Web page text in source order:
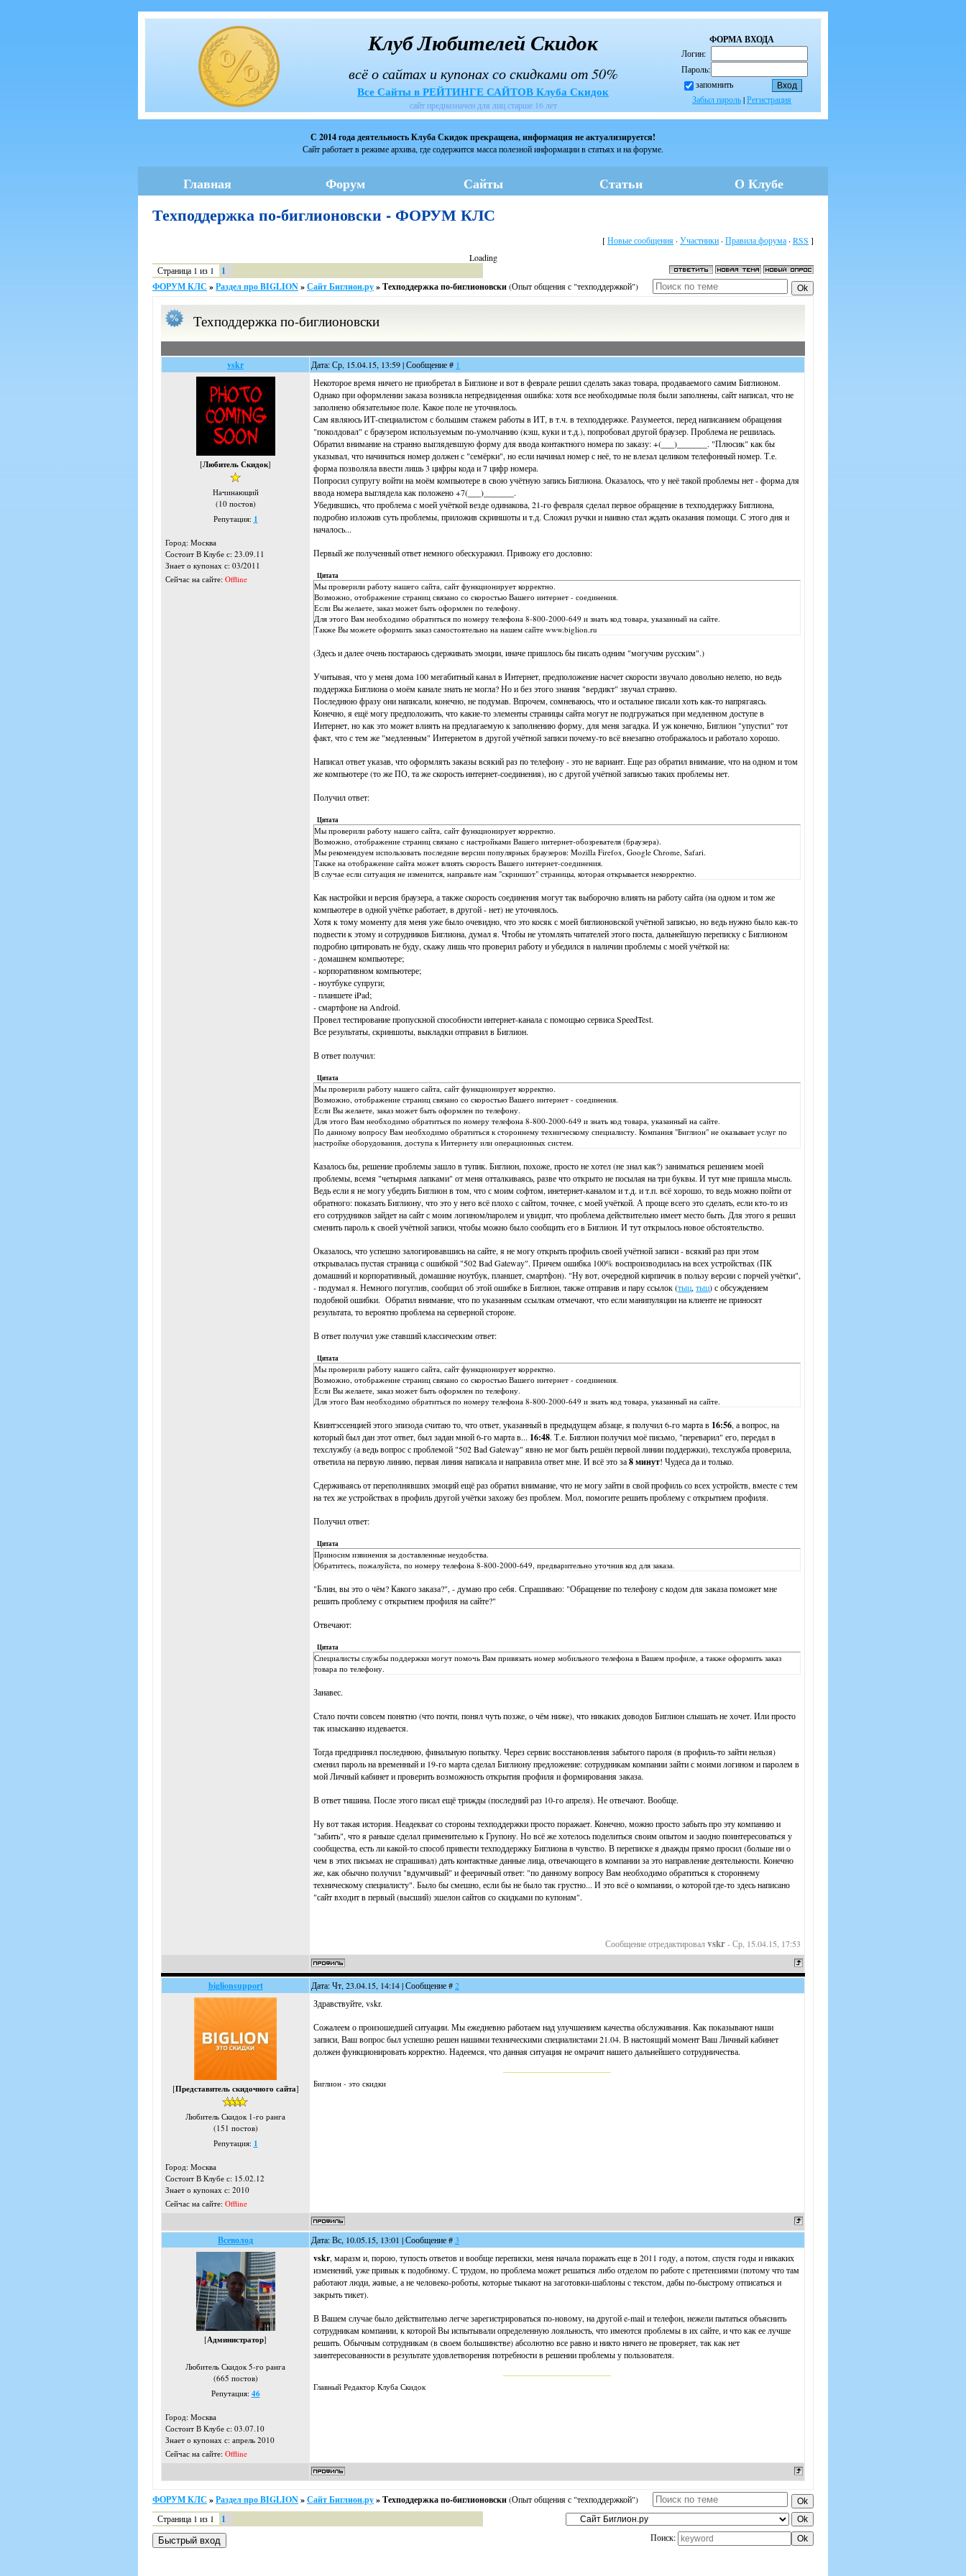
ФОРМА ВХОДА
Логин:
Пароль:
запомнить
Забыл пароль|Регистрация
Клуб Любителей Скидок
всё о сайтах и купонах со скидками от 50%
Все Сайты в РЕЙТИНГЕ САЙТОВ Клуба Скидок
сайт предназначен для лиц старше 16 лет
С 2014 года деятельность Клуба Скидок прекращена, информация не актуализируется!
Сайт работает в режиме архива, где содержится масса полезной информации в статьях и на форуме.
Главная Форум Сайты Статьи О Клубе
Техподдержка по-биглионовски - ФОРУМ КЛС
[Новые сообщения · Участники · Правила форума · RSS ]
Loading
Страница 1 из 1
1
ФОРУМ КЛС »Раздел про BIGLION»Сайт Биглион.ру»Техподдержка по-биглионовски(Опыт общения с "техподдержкой")
Техподдержка по-биглионовски
vskr Дата: Ср, 15.04.15, 13:59 | Сообщение # 1
[Любитель Скидок]
Начинающий
(10 постов)
Репутация: 1
Город: Москва
Состоит В Клубе с: 23.09.11
Знает о купонах с: 03/2011
Сейчас на сайте: Offline
Некоторое время ничего не приобретал в Биглионе и вот в феврале решил сделать заказ товара, продаваемого самим Биглионом.
Однако при оформлении заказа возникла непредвиденная ошибка: хотя все необходимые поля были заполнены, сайт написал, что не
заполнено обязательное поле. Какое поле не уточнялось.
Сам являюсь ИТ-специалистом с большим стажем работы в ИТ, в т.ч. в техподдержке. Разумеется, перед написанием обращения
"поколдовал" с браузером используемым по-умолчанию (кэш, куки и т.д.), попробовал другой браузер. Проблема не решилась.
Обратил внимание на странно выглядевшую форму для ввода контактного номера по заказу: +(___)_______. "Плюсик" как бы
указывал, что начинаться номер должен с "семёрки", но если начинал номер с неё, то не влезал целиком телефонный номер. Т.е.
форма позволяла ввести лишь 3 цифры кода и 7 цифр номера.
Попросил супругу войти на моём компьютере в свою учётную запись Биглиона. Оказалось, что у неё такой проблемы нет - форма для
ввода номера выглядела как положено +7(___)_______.
Убедившись, что проблема с моей учёткой везде одинакова, 21-го февраля сделал первое обращение в техподдержку Биглиона,
подробно изложив суть проблемы, приложив скриншоты и т.д. Сложил ручки и наивно стал ждать оказания помощи. С этого дня и
началось...
Первый же полученный ответ немного обескуражил. Привожу его дословно:
Цитата
Мы проверили работу нашего сайта, сайт функционирует корректно.
Возможно, отображение страниц связано со скоростью Вашего интернет - соединения.
Если Вы желаете, заказ может быть оформлен по телефону.
Для этого Вам необходимо обратиться по номеру телефона 8-800-2000-649 и знать код товара, указанный на сайте.
Также Вы можете оформить заказ самостоятельно на нашем сайте www.biglion.ru
(Здесь и далее очень постараюсь сдерживать эмоции, иначе пришлось бы писать одним "могучим русским".)
Учитывая, что у меня дома 100 мегабитный канал в Интернет, предположение насчет скорости звучало довольно нелепо, но ведь
поддержка Биглиона о моём канале знать не могла? Но и без этого знания "вердикт" звучал странно.
Последнюю фразу они написали, конечно, не подумав. Впрочем, сомневаюсь, что и остальное писали хоть как-то напрягаясь.
Конечно, я ещё могу предположить, что какие-то элементы страницы сайта могут не подгружаться при медленном доступе в
Интернет, но как это может влиять на предлагаемую к заполнению форму, для меня загадка. И уж конечно, Биглион "упустил" тот
факт, что с тем же "медленным" Интернетом в другой учётной записи почему-то всё внезапно отображалось и работало хорошо.
Написал ответ указав, что оформлять заказы всякий раз по телефону - это не вариант. Еще раз обратил внимание, что на одном и том
же компьютере (то же ПО, та же скорость интернет-соединения), но с другой учётной записью таких проблемы нет.
Получил ответ:
Цитата
Мы проверили работу нашего сайта, сайт функционирует корректно.
Возможно, отображение страниц связано с настройками Вашего интернет-обозревателя (браузера).
Мы рекомендуем использовать последние версии популярных браузеров: Mozilla Firefox, Google Chrome, Safari.
Также на отображение сайта может влиять скорость Вашего интернет-соединения.
В случае если ситуация не изменится, направьте нам "скриншот" страницы, которая открывается некорректно.
Как настройки и версия браузера, а также скорость соединения могут так выборочно влиять на работу сайта (на одном и том же
компьютере в одной учётке работает, в другой - нет) не уточнялось.
Хотя к тому моменту для меня уже было очевидно, что это косяк с моей биглионовской учётной записью, но ведь нужно было как-то
подвести к этому и сотрудников Биглиона, думал я. Чтобы не утомлять читателей этого поста, дальнейшую переписку с Биглионом
подробно цитировать не буду, скажу лишь что проверил работу и убедился в наличии проблемы с моей учёткой на:
- домашнем компьютере;
- корпоративном компьютере;
- ноутбуке супруги;
- планшете iPad;
- смартфоне на Android.
Провел тестирование пропускной способности интернет-канала с помощью сервиса SpeedTest.
Все результаты, скриншоты, выкладки отправил в Биглион.
В ответ получил:
Цитата
Мы проверили работу нашего сайта, сайт функционирует корректно.
Возможно, отображение страниц связано со скоростью Вашего интернет - соединения.
Если Вы желаете, заказ может быть оформлен по телефону.
Для этого Вам необходимо обратиться по номеру телефона 8-800-2000-649 и знать код товара, указанный на сайте.
По данному вопросу Вам необходимо обратиться к стороннему техническому специалисту. Компания "Биглион" не оказывает услуг по
настройке оборудования, доступа к Интернету или операционных систем.
Казалось бы, решение проблемы зашло в тупик. Биглион, похоже, просто не хотел (не знал как?) заниматься решением моей
проблемы, всемя "четырьмя лапками" от меня отталкиваясь, разве что открыто не посылая на три буквы. И тут мне пришла мысль.
Ведь если я не могу убедить Биглион в том, что с моим софтом, инетернет-каналом и т.д. и т.п. всё хорошо, то ведь можно пойти от
обратного: показать Биглиону, что это у него всё плохо с сайтом, точнее, с моей учёткой. А проще всего это сделать, если кто-то из
его сотрудников зайдет на сайт с моим логином/паролем и увидит, что проблема действительно имеет место быть. Для этого я решил
сменить пароль к своей учётной записи, чтобы можно было сообщить его в Биглион. И тут открылось новое обстоятельство.
Оказалось, что успешно залогировавшись на сайте, я не могу открыть профиль своей учётной записи - всякий раз при этом
открывалась пустая страница с ошибкой "502 Bad Gateway". Причем ошибка 100% воспроизводилась на всех устройствах (ПК
домашний и корпоративный, домашние ноутбук, планшет, смартфон). "Ну вот, очередной кирпичик в пользу версии с порчей учётки",
- подумал я. Немного погуглив, сообщил об этой ошибке в Биглион, также отправив и пару ссылок (тыц, тыц) с обсуждением
подобной ошибки. Обратил внимание, что по указанным ссылкам отмечают, что если манипуляции на клиенте не приносят
результата, то вероятно проблема на серверной стороне.
В ответ получил уже ставший классическим ответ:
Цитата
Мы проверили работу нашего сайта, сайт функционирует корректно.
Возможно, отображение страниц связано со скоростью Вашего интернет - соединения.
Если Вы желаете, заказ может быть оформлен по телефону.
Для этого Вам необходимо обратиться по номеру телефона 8-800-2000-649 и знать код товара, указанный на сайте.
Квинтэссенцией этого эпизода считаю то, что ответ, указанный в предыдущем абзаце, я получил 6-го марта в 16:56, а вопрос, на
который был дан этот ответ, был задан мной 6-го марта в... 16:48. Т.е. Биглион получил моё письмо, "переварил" его, передал в
техслужбу (а ведь вопрос с проблемой "502 Bad Gateway" явно не мог быть решён первой линии поддержки), техслужба проверила,
ответила на первую линию, первая линия написала и направила ответ мне. И всё это за8 минут! Чудеса да и только.
Сдерживаясь от переполнявших эмоций ещё раз обратил внимание, что не могу зайти в свой профиль со всех устройств, вместе с тем
на тех же устройствах в профиль другой учётки захожу без проблем. Мол, помогите решить проблему с открытием профиля.
Получил ответ:
Цитата
Приносим извинения за доставленные неудобства.
Обратитесь, пожалуйста, по номеру телефона 8-800-2000-649, предварительно уточнив код для заказа.
"Блин, вы это о чём? Какого заказа?", - думаю про себя. Спрашиваю: "Обращение по телефону с кодом для заказа поможет мне
решить проблему с открытием профиля на сайте?"
Отвечают:
Цитата
Специалисты службы поддержки могут помочь Вам привязать номер мобильного телефона в Вашем профиле, а также оформить заказ
товара по телефону.
Занавес.
Стало почти совсем понятно (что почти, понял чуть позже, о чём ниже), что никаких доводов Биглион слышать не хочет. Или просто
так изысканно издевается.
Тогда предпринял последнюю, финальную попытку. Через сервис восстановления забытого пароля (в профиль-то зайти нельзя)
сменил пароль на временный и 19-го марта сделал Биглиону предложение: сотрудникам компании зайти с моими логином и паролем в
мой Личный кабинет и проверить возможность открытия профиля и формирования заказа.
В ответ тишина. После этого писал ещё трижды (последний раз 10-го апреля). Не отвечают. Вообще.
Ну вот такая история. Неадекват со стороны техподдержки просто поражает. Конечно, можно просто забыть про эту компанию и
"забить", что я раньше сделал применительно к Групону. Но всё же хотелось поделиться своим опытом и заодно поинтересоваться у
сообщества, есть ли какой-то способ привести техподдержку Биглиона в чувство. В переписке я дважды прямо просил (больше ни о
чем в этих письмах не спрашивал) дать контактные данные лица, отвечающего в компании за это направление деятельности. Конечно
же, как обычно получил "вдумчивый" и фееричный ответ: "по данному вопросу Вам необходимо обратиться к стороннему
техническому специалисту". Было бы смешно, если бы не было так грустно... И это всё о компании, о которой где-то здесь написано
"сайт входит в первый (высший) эшелон сайтов со скидками по купонам".
Сообщение отредактировалvskr-Ср, 15.04.15, 17:53
biglionsupport Дата: Чт, 23.04.15, 14:14 | Сообщение #2
[Представитель скидочного сайта]
Любитель Скидок 1-го ранга
(151 постов)
Репутация: 1
Город: Москва
Состоит В Клубе с: 15.02.12
Знает о купонах с: 2010
Сейчас на сайте: Offline
Здравствуйте, vskr.
Сожалеем о произошедшей ситуации. Мы ежедневно работаем над улучшением качества обслуживания. Как показывают наши
записи, Ваш вопрос был успешно решен нашими техническими специалистами 21.04. В настоящий момент Ваш Личный кабинет
должен функционировать корректно. Надеемся, что данная ситуация не омрачит нашего дальнейшего сотрудничества.
Биглион - это скидки
Всеволод Дата: Вс, 10.05.15, 13:01 | Сообщение #3
[Администратор]
Любитель Скидок 5-го ранга
(665 постов)
Репутация: 46
Город: Москва
Состоит В Клубе с: 03.07.10
Знает о купонах с: апрель 2010
Сейчас на сайте: Offline
vskr, маразм и, порою, тупость ответов и вообще переписки, меня начала поражать еще в 2011 году, а потом, спустя годы и никаких
изменений, уже привык к подобному. С трудом, но проблема может решаться либо отделом по работе с претензиями (потому что там
работают люди, живые, а не человеко-роботы, которые тыкают на заготовки-шаблоны с текстом, дабы по-быстрому отписаться и
закрыть тикет).
В Вашем случае было действительно легче зарегистрироваться по-новому, на другой e-mail и телефон, нежели пытаться объяснить
сотрудникам компании, к которой Вы испытывали определенную лояльность, что имеются проблемы в их сайте, и что как ее лучше
решить. Обычным сотрудникам (в своем большинстве) абсолютно все равно и никто ничего не проверяет, так как нет
заинтересованности в результате удовлетворения потребности в решении проблемы у пользователя.
Главный Редактор Клуба Скидок
ФОРУМ КЛС »Раздел про BIGLION»Сайт Биглион.ру»Техподдержка по-биглионовски(Опыт общения с "техподдержкой")
Страница 1 из 1 1
Поиск: